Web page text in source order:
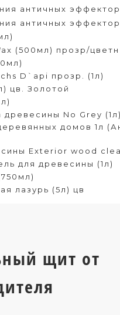
античных
античных
(500мл) прозр/
D`api прозр. (1л)
цв. Золотой
древесины No Grey
домов 1л
Exterior wood
для древесины (1л)
лазурь (5л) цв
щит от